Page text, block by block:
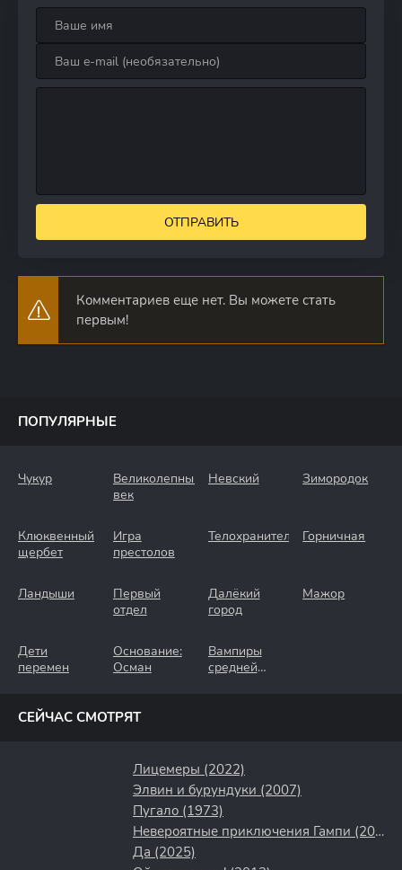
ОТПРАВИТЬ
Комментариев еще нет. Вы можете стать
первым!
ПОПУЛЯРНЫЕ
Чукур
Великолепный
век
Невский Зимородок
Клюквенный
щербет
Игра
престолов
Телохранители Горничная
Ландыши
Первый
отдел
Далёкий
город
Мажор
Дети
перемен
Основание:
Осман
Вампиры
средней
СЕЙЧАС СМОТРЯТ
Лицемеры (2022)
Элвин и бурундуки (2007)
Пугало (1973)
Невероятные приключения Гампи (2021)
Да (2025)